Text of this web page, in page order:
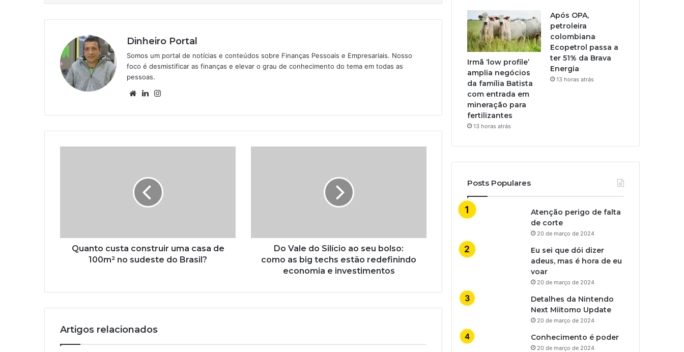
Dinheiro Portal
Somos um portal de notícias e conteúdos sobre Finanças Pessoais e Empresariais. Nosso
foco é desmistificar as finanças e elevar o grau de conhecimento do tema em todas as
pessoas.
WebsiteLinkedin
Quanto custa construir uma casa de
100m² no sudeste do Brasil?
Do Vale do Silício ao seu bolso:
como as big techs estão redefinindo
economia e investimentos
Artigos relacionados
Irmã ‘low profile’
amplia negócios
da família Batista
com entrada em
mineração para
fertilizantes
13 horas atrás
Após OPA,
petroleira
colombiana
Ecopetrol passa a
ter 51% da Brava
Energia
13 horas atrás
Posts Populares
Atenção perigo de falta
de corte
20 de março de 2024
Eu sei que dói dizer
adeus, mas é hora de eu
voar
20 de março de 2024
Detalhes da Nintendo
Next Miitomo Update
20 de março de 2024
Conhecimento é poder
20 de março de 2024